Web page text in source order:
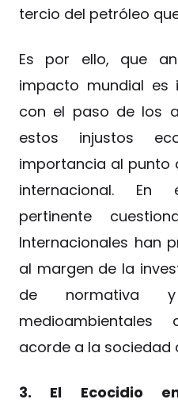
tercio del petróleo
Es por ello, que
impacto mundial es
con el paso de los
estos injustos
importancia al punto
internacional. En
pertinente
Internacionales han
al margen de la
de normativa
acorde a la sociedad
3. El Ecocidio